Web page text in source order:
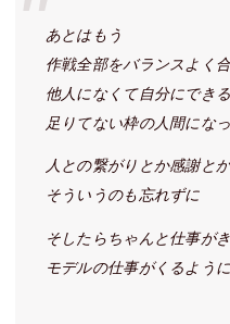
あとはもう
作戦全部をバランスよく
他人になくて自分にでき
足りてない枠の人間にな
人との繋がりとか感謝と
そういうのも忘れずに
そしたらちゃんと仕事が
モデルの仕事がくるよう